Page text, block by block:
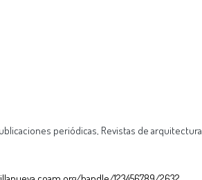
periódicas, Revistas de arquitectura